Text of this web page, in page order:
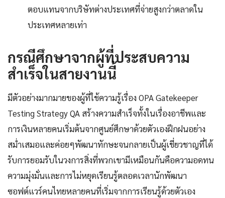
ตอบแทนจากบริษัทต่างประเทศที่จ่ายสูงกว่าตลาดใน
ประเทศหลายเท่า
กรณีศึกษาจากผู้ที่ประสบความ
สำเร็จในสายงานนี้
มีตัวอย่างมากมายของผู้ที่ใช้ความรู้เรื่อง OPA Gatekeeper
Testing Strategy QA สร้างความสำเร็จทั้งในเรื่องอาชีพและ
การเงินหลายคนเริ่มต้นจากศูนย์ศึกษาด้วยตัวเองฝึกฝนอย่าง
สม่ำเสมอและค่อยๆพัฒนาทักษะจนกลายเป็นผู้เชี่ยวชาญที่ได้
รับการยอมรับในวงการสิ่งที่พวกเขามีเหมือนกันคือความอดทน
ความมุ่งมั่นและการไม่หยุดเรียนรู้ตลอดเวลานักพัฒนา
ซอฟต์แวร์คนไทยหลายคนที่เริ่มจากการเรียนรู้ด้วยตัวเอง